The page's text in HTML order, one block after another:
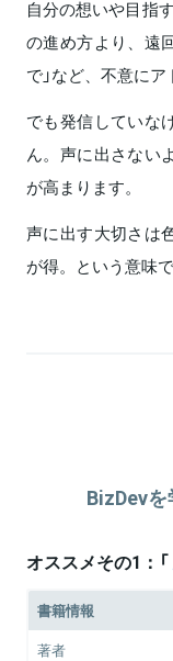
自分の想いや目指
の進め方より、遠
で」など、不意に
でも発信していな
ん。声に出さない
が高まります。
声に出す大切さは
が得。という意味
BizDev
オススメその1：「
書籍情報
著者